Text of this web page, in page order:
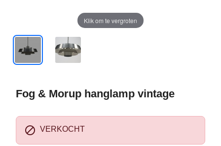
Klik om te vergroten
Fog & Morup hanglamp vintage
 VERKOCHT